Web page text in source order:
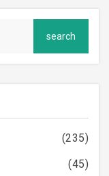
(235)
(45)